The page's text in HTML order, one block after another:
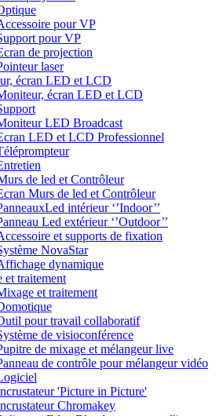
pour VP
pour VP
de projection
laser
écran LED et LCD
écran LED et LCD
LED Broadcast
LED et LCD Professionnel
de led et Contrôleur
Murs de led et Contrôleur
intérieur ‘’Indoor’’
Led extérieur ‘’Outdoor’’
et supports de fixation
NovaStar
dynamique
et traitement
et traitement
pour travail collaboratif
de visioconférence
de mixage et mélangeur live
de contrôle pour mélangeur vidéo
'Picture in Picture'
Chromakey